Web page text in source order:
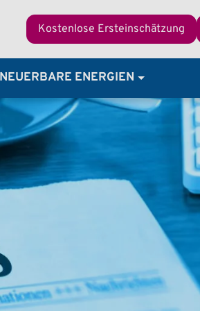
Kostenlose Ersteinschätzung
ENERGIEN